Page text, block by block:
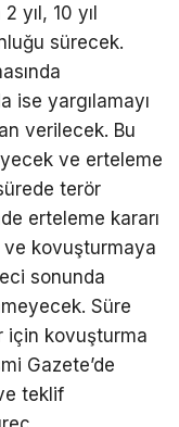
yıl, 10 yıl
sürecek.
ise yargılamayı
verilecek. Bu
ve erteleme
terör
erteleme kararı
ve kovuşturmaya
sonunda
Süre
için kovuşturma
Gazete’de
teklif